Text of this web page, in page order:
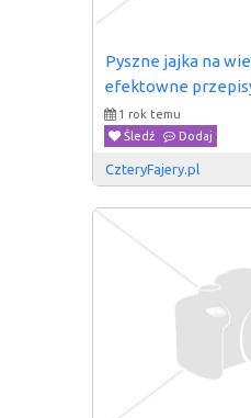
Pyszne jajka na
efektowne
1 rok temu
Śledź
Dodaj
CzteryFajery.pl